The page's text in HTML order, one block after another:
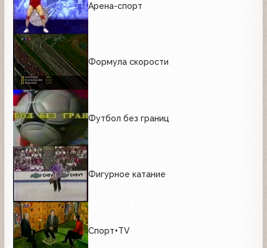
Арена-спорт
Формула скорости
Футбол без границ
Фигурное катание
Спорт+TV